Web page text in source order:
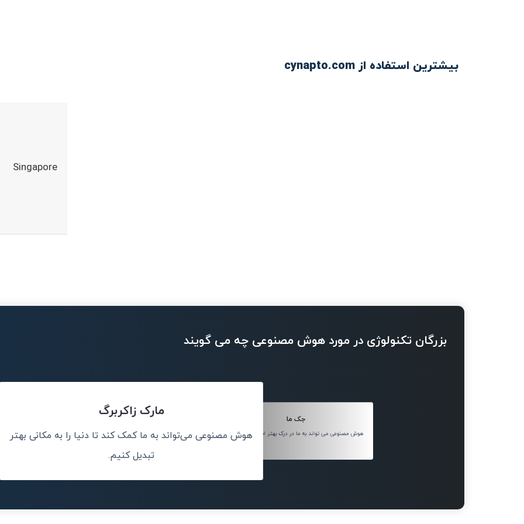
بیشترین استفاده از cynapto.com
Singapore
بزرگان تکنولوژی در مورد هوش مصنوعی چه می گویند
جک ما
هوش مصنوعی می تواند به ما در درک بهتر انسان کمک کند.
مارک زاکربرگ
هوش مصنوعی می‌تواند به ما کمک کند تا دنیا را به مکانی بهتر
تبدیل کنیم.
هوش مصنوعی